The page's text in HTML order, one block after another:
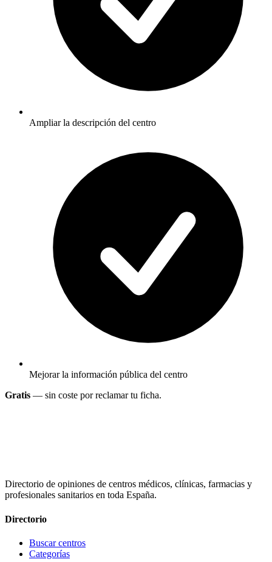
Ampliar la descripción del centro
Mejorar la información pública del centro
Gratis — sin coste por reclamar tu ficha.
Directorio de opiniones de centros médicos, clínicas, farmacias y
profesionales sanitarios en toda España.
Directorio
Buscar centros
Categorías